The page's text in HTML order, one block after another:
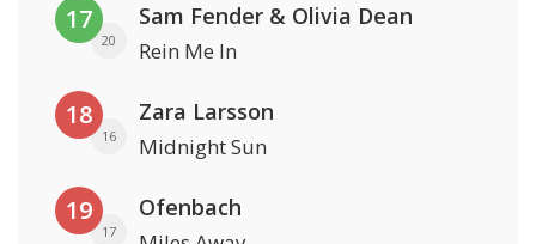
17
20
Sam Fender & Olivia Dean
Rein Me In
18
16
Zara Larsson
Midnight Sun
19
17
Ofenbach